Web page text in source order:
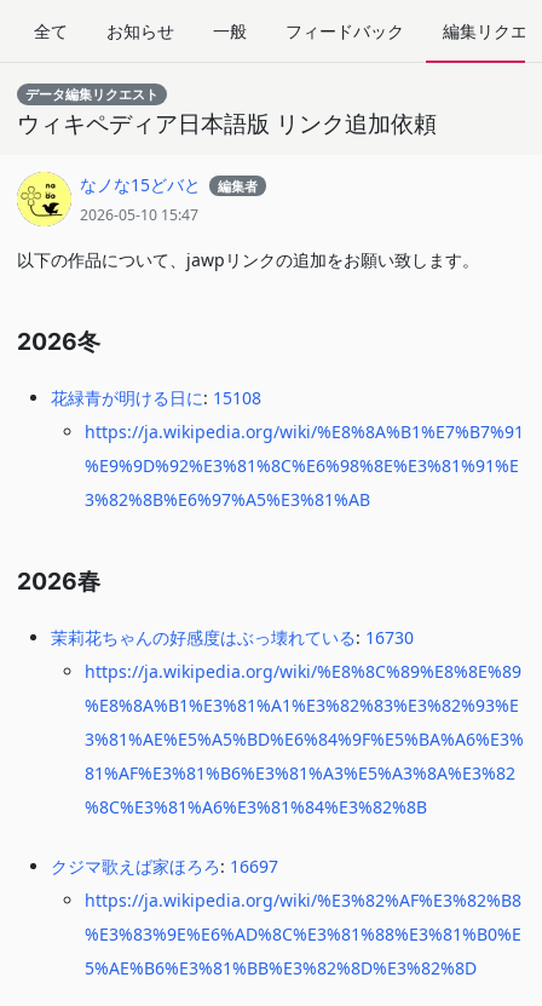
全て お知らせ 一般 フィードバック 編集リクエ
データ編集リクエスト
ウィキペディア日本語版 リンク追加依頼
なノな15どバと 編集者
2026-05-10 15:47
以下の作品について、jawpリンクの追加をお願い致します。
2026冬
花緑青が明ける日に: 15108
https://ja.wikipedia.org/wiki/%E8%8A%B1%E7%B7%91
%E9%9D%92%E3%81%8C%E6%98%8E%E3%81%91%E
3%82%8B%E6%97%A5%E3%81%AB
2026春
茉莉花ちゃんの好感度はぶっ壊れている: 16730
https://ja.wikipedia.org/wiki/%E8%8C%89%E8%8E%89
%E8%8A%B1%E3%81%A1%E3%82%83%E3%82%93%E
3%81%AE%E5%A5%BD%E6%84%9F%E5%BA%A6%E3%
81%AF%E3%81%B6%E3%81%A3%E5%A3%8A%E3%82
%8C%E3%81%A6%E3%81%84%E3%82%8B
クジマ歌えば家ほろろ: 16697
https://ja.wikipedia.org/wiki/%E3%82%AF%E3%82%B8
%E3%83%9E%E6%AD%8C%E3%81%88%E3%81%B0%E
5%AE%B6%E3%81%BB%E3%82%8D%E3%82%8D